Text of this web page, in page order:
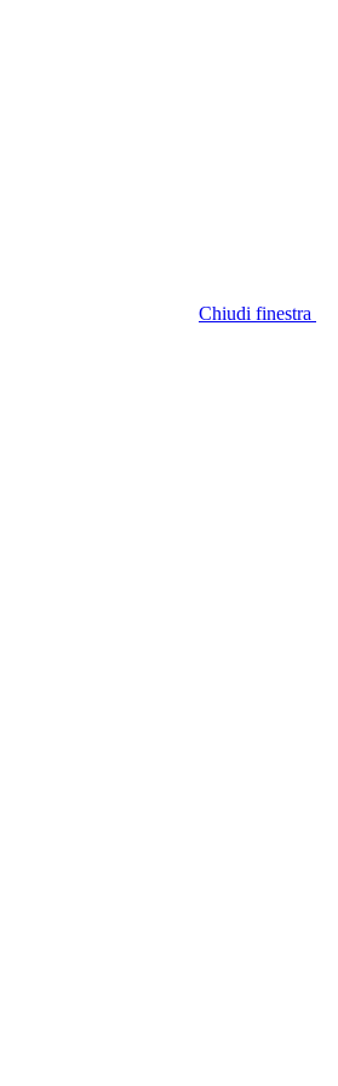
Chiudi finestra